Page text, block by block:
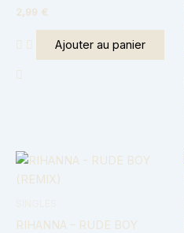
2,99 €
Ajouter au panier
RIHANNA – RUDE BOY